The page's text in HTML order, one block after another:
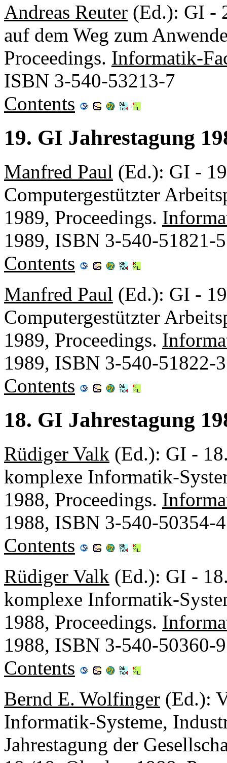
Andreas Reuter (Ed.): GI -
auf dem Weg zum
Proceedings. Informatik-
ISBN 3-540-53213-7
Contents
19. GI Jahrestagung
Manfred Paul (Ed.): GI -
Computergestützter
1989, Proceedings.
1989, ISBN 3-540-51821-5
Contents
Manfred Paul (Ed.): GI -
Computergestützter
1989, Proceedings.
1989, ISBN 3-540-51822-3
Contents
18. GI Jahrestagung
Rüdiger Valk (Ed.): GI -
komplexe Informatik-
1988, Proceedings.
1988, ISBN 3-540-50354-4
Contents
Rüdiger Valk (Ed.): GI -
komplexe Informatik-
1988, Proceedings.
1988, ISBN 3-540-50360-9
Contents
Bernd E. Wolfinger (Ed.):
Informatik-Systeme,
Jahrestagung der